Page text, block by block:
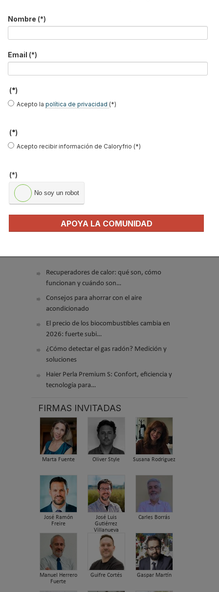
Ocupación *
No soy un robot
Recuperadores de calor: qué son, cómo
funcionan y cuándo son…
Consejos para ahorrar con el aire
acondicionado
El precio de los biocombustibles cambia en
2026: fuerte subi…
¿Cómo detectar el gas radón? Medición y
soluciones
Haier Perla Premium S: Confort, eficiencia y
tecnología para…
FIRMAS INVITADAS
Marta Fuente Oliver Style Susana Rodriguez
José Ramón
Freire
José Luis
Gutiérrez
Villanueva
Carles Borrás
Manuel Herrero
Fuerte
Guifre Cortés Gaspar Martín
Nombre (*)
Email (*)
(*)
Acepto la política de privacidad (*)
(*)
Acepto recibir información de Caloryfrio (*)
(*)
No soy un robot
APOYA LA COMUNIDAD